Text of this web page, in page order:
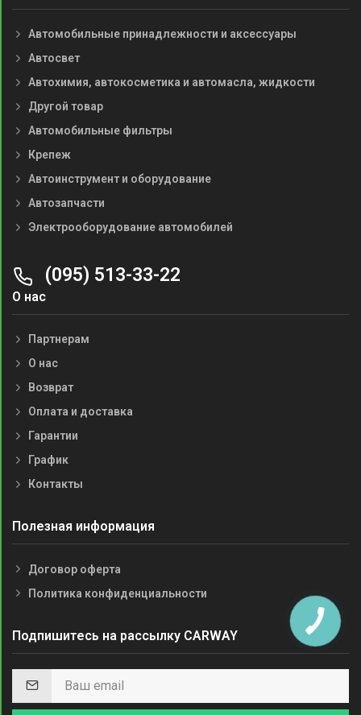
Автомобильные принадлежности и аксессуары
Автосвет
Автохимия, автокосметика и автомасла, жидкости
Другой товар
Автомобильные фильтры
Крепеж
Автоинструмент и оборудование
Автозапчасти
Электрооборудование автомобилей
(095) 513-33-22
О нас
Партнерам
О нас
Возврат
Оплата и доставка
Гарантии
График
Контакты
Полезная информация
Договор оферта
Политика конфиденциальности
Подпишитесь на рассылку CARWAY